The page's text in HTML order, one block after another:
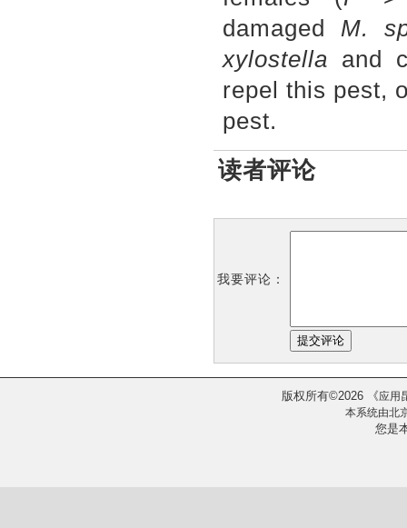
damaged M.
xylostella and
repel this pest,
pest.
读者评论
我要评论：
版权所有©2026 《应用
本系统由北
您是